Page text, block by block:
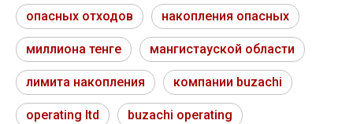
опасных отходов накопления опасных
миллиона тенге мангистауской области
лимита накопления компании buzachi
operating ltd buzachi operating